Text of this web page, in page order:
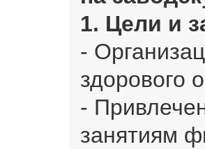
1. Цели и
-
здорового
-
занятиям